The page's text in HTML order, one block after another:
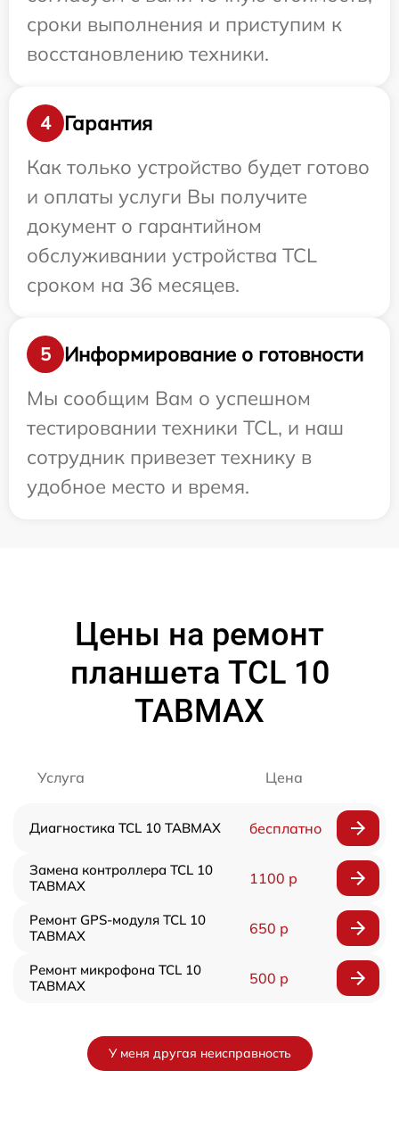
сроки выполнения и приступим к
восстановлению техники.
4
Гарантия
Как только устройство будет готово
и оплаты услуги Вы получите
документ о гарантийном
обслуживании устройства TCL
сроком на 36 месяцев.
5
Информирование о готовности
Мы сообщим Вам о успешном
тестировании техники TCL, и наш
сотрудник привезет технику в
удобное место и время.
Цены на ремонт
планшета TCL 10
TABMAX
Услуга Цена
Диагностика TCL 10 TABMAX бесплатно
Замена контроллера TCL 10
TABMAX
1100 р
Ремонт GPS-модуля TCL 10
TABMAX
650 р
Ремонт микрофона TCL 10
TABMAX
500 р
У меня другая неисправность